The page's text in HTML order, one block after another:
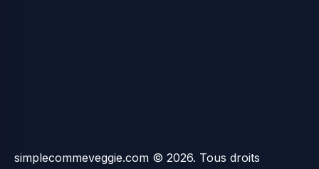
simplecommeveggie.com © 2026. Tous droits